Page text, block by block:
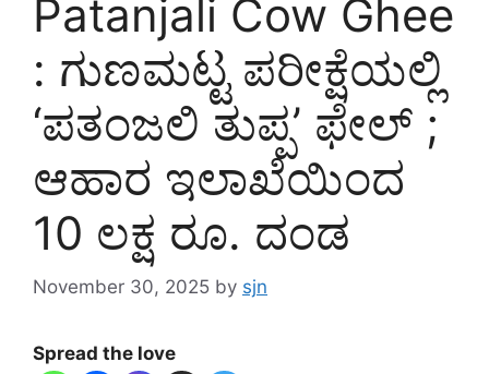
Patanjali Cow Ghee
: ಗುಣಮಟ್ಟ ಪರೀಕ್ಷೆಯಲ್ಲಿ
‘ಪತಂಜಲಿ ತುಪ್ಪ’ ಫೇಲ್ ;
ಆಹಾರ ಇಲಾಖೆಯಿಂದ
10 ಲಕ್ಷ ರೂ. ದಂಡ
November 30, 2025 by sjn
Spread the love